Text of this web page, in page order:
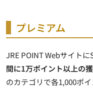
プレミアム
JRE POINT Webサイトに
間に1万ポイント以上の
のカテゴリで各1,000ポ